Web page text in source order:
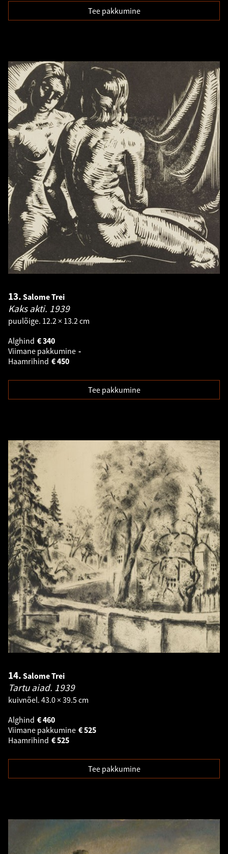
Tee pakkumine
13. Salome Trei
Kaks akti. 1939
puulõige. 12.2 × 13.2 cm
Alghind
340
€
Viimane pakkumine -
Haamrihind
450
€
Tee pakkumine
14. Salome Trei
Tartu aiad. 1939
kuivnõel. 43.0 × 39.5 cm
Alghind
460
€
Viimane pakkumine
525
€
Haamrihind
525
€
Tee pakkumine